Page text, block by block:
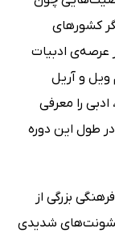
کشورهای
عرصه‌ی ادبیات
ویل و آریل
را معرفی
طول این دوره
بزرگی از
خشونت‌های شدیدی